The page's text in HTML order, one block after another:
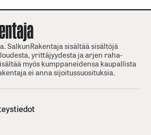
SalkunRakentaja sisältää sisältöjä
yrittäjyydesta ja arjen raha-
myös kumppaneidensa kaupallista
ei anna sijoitussuosituksia.